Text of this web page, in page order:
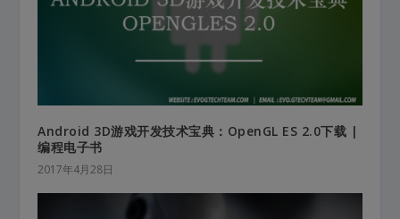
Android 3D游戏开发技术宝典：OpenGL ES 2.0下载 |
编程电子书
2017年4月28日